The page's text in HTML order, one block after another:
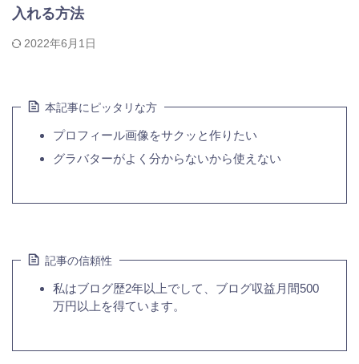
入れる方法
2022年6月1日
本記事にピッタリな方
プロフィール画像をサクッと作りたい
グラバターがよく分からないから使えない
記事の信頼性
私はブログ歴2年以上でして、ブログ収益月間500
万円以上を得ています。